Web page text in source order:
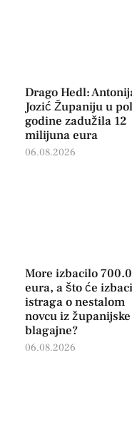
Drago Hedl:
Jozić Županiju u
godine zadužila 12
milijuna eura
06.08.2026
More izbacilo
eura, a što će
istraga o nestalom
novcu iz županijske
blagajne?
06.08.2026